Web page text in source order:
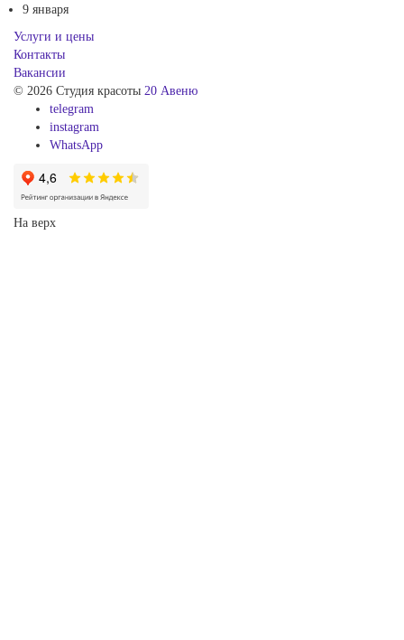
9 января
Услуги и цены
Контакты
Вакансии
© 2026 Студия красоты 20 Авеню
telegram
instagram
WhatsApp
На верх